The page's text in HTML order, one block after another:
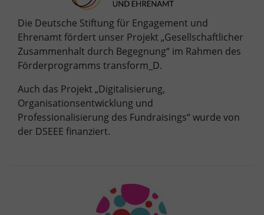
Die Deutsche Stiftung für Engagement und
Ehrenamt fördert unser Projekt „Gesellschaftlicher
Zusammenhalt durch Begegnung“ im Rahmen des
Förderprogramms transform_D.
Auch das Projekt „Digitalisierung,
Organisationsentwicklung und
Professionalisierung des Fundraisings“ wurde von
der DSEEE finanziert.